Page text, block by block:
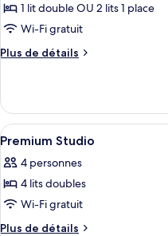
1 lit double OU 2 lits 1 place
Wi-Fi gratuit
Plus de détails
Plus
le
type
de
Comfort
Double
Twin
Room
Afficher
toutes
les
photos
pour
ce
8
Premium Studio
4 personnes
4 lits doubles
Wi-Fi gratuit
Plus de détails
Plus